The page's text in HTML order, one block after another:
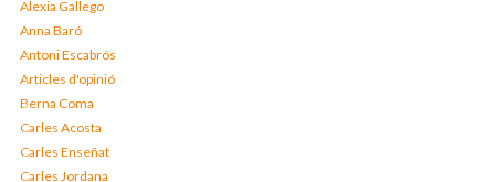
Alexia Gallego
Anna Baró
Antoni Escabrós
Articles d'opinió
Berna Coma
Carles Acosta
Carles Enseñat
Carles Jordana